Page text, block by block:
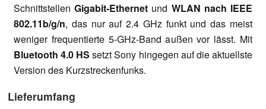
SchnittstellenGigabit-Ethernet und WLAN nach IEEE
802.11b/g/n, das nur auf 2.4 GHz funkt und das meist
weniger frequentierte 5-GHz-Band außen vor lässt. Mit
Bluetooth 4.0 HS setzt Sony hingegen auf die aktuellste
Version des Kurzstreckenfunks.
Lieferumfang